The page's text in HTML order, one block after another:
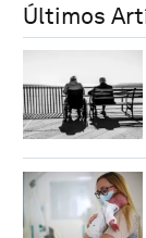
Últimos